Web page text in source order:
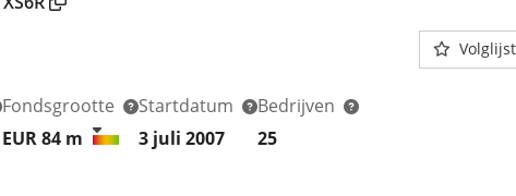
Volglijst
Fondsgrootte
EUR 84 m
Startdatum
3 juli 2007
Bedrijven
25